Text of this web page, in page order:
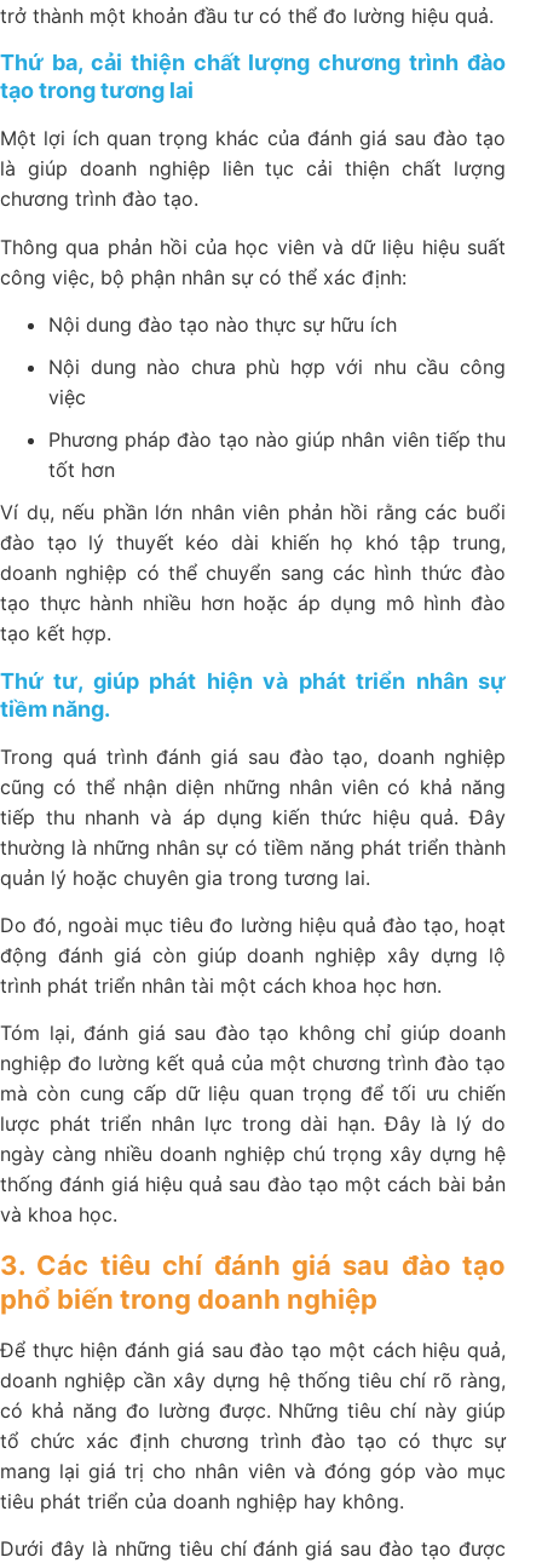
trở thành một khoản đầu tư có thể đo lường hiệu quả.
Thứ ba, cải thiện chất lượng chương trình đào
tạo trong tương lai
Một lợi ích quan trọng khác của đánh giá sau đào tạo
là giúp doanh nghiệp liên tục cải thiện chất lượng
chương trình đào tạo.
Thông qua phản hồi của học viên và dữ liệu hiệu suất
công việc, bộ phận nhân sự có thể xác định:
Nội dung đào tạo nào thực sự hữu ích
Nội dung nào chưa phù hợp với nhu cầu công
việc
Phương pháp đào tạo nào giúp nhân viên tiếp thu
tốt hơn
Ví dụ, nếu phần lớn nhân viên phản hồi rằng các buổi
đào tạo lý thuyết kéo dài khiến họ khó tập trung,
doanh nghiệp có thể chuyển sang các hình thức đào
tạo thực hành nhiều hơn hoặc áp dụng mô hình đào
tạo kết hợp.
Thứ tư, giúp phát hiện và phát triển nhân sự
tiềm năng.
Trong quá trình đánh giá sau đào tạo, doanh nghiệp
cũng có thể nhận diện những nhân viên có khả năng
tiếp thu nhanh và áp dụng kiến thức hiệu quả. Đây
thường là những nhân sự có tiềm năng phát triển thành
quản lý hoặc chuyên gia trong tương lai.
Do đó, ngoài mục tiêu đo lường hiệu quả đào tạo, hoạt
động đánh giá còn giúp doanh nghiệp xây dựng lộ
trình phát triển nhân tài một cách khoa học hơn.
Tóm lại, đánh giá sau đào tạo không chỉ giúp doanh
nghiệp đo lường kết quả của một chương trình đào tạo
mà còn cung cấp dữ liệu quan trọng để tối ưu chiến
lược phát triển nhân lực trong dài hạn. Đây là lý do
ngày càng nhiều doanh nghiệp chú trọng xây dựng hệ
thống đánh giá hiệu quả sau đào tạo một cách bài bản
và khoa học.
3. Các tiêu chí đánh giá sau đào tạo
phổ biến trong doanh nghiệp
Để thực hiện đánh giá sau đào tạo một cách hiệu quả,
doanh nghiệp cần xây dựng hệ thống tiêu chí rõ ràng,
có khả năng đo lường được. Những tiêu chí này giúp
tổ chức xác định chương trình đào tạo có thực sự
mang lại giá trị cho nhân viên và đóng góp vào mục
tiêu phát triển của doanh nghiệp hay không.
Dưới đây là những tiêu chí đánh giá sau đào tạo được